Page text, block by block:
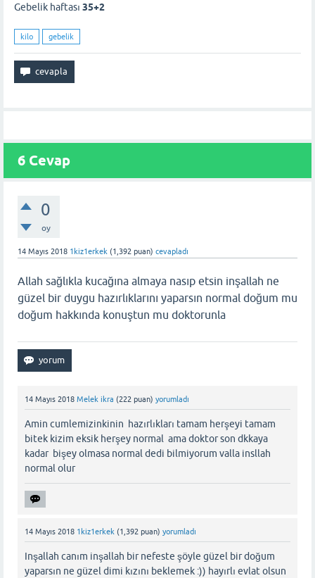
Gebelik haftası 35+2
kilo gebelik
6 Cevap
0
oy
14 Mayıs 2018 1kiz1erkek (1,392 puan) cevapladı
Allah sağlıkla kucağına almaya nasıp etsin inşallah ne
güzel bir duygu hazırlıklarını yaparsın normal doğum mu
doğum hakkında konuştun mu doktorunla
14 Mayıs 2018 Melek ikra (222 puan) yorumladı
Amin cumlemizinkinin hazırlıkları tamam herşeyi tamam
bitek kizim eksik herşey normal ama doktor son dkkaya
kadar bişey olmasa normal dedi bilmiyorum valla insllah
normal olur
14 Mayıs 2018 1kiz1erkek (1,392 puan) yorumladı
Inşallah canım inşallah bir nefeste şöyle güzel bir doğum
yaparsın ne güzel dimi kızını beklemek :)) hayırlı evlat olsun